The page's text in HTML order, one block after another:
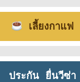
เลี้ยงกาแฟ
ประกัน ยื่นวีซ่า